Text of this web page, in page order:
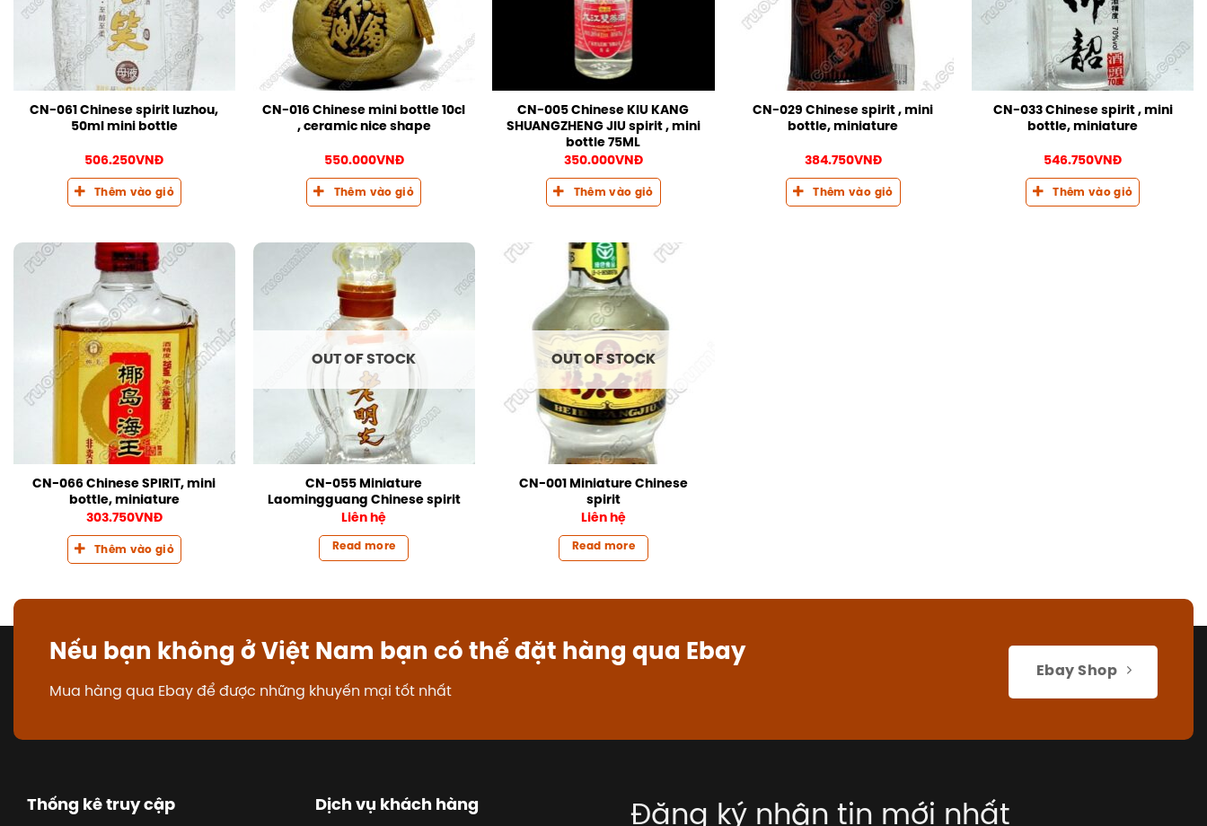
CN-061 Chinese spirit luzhou,
50ml mini bottle
506.250VNĐ
Thêm vào giỏ
CN-016 Chinese mini bottle 10cl
, ceramic nice shape
550.000VNĐ
Thêm vào giỏ
CN-005 Chinese KIU KANG
SHUANGZHENG JIU spirit , mini
bottle 75ML
350.000VNĐ
Thêm vào giỏ
CN-029 Chinese spirit , mini
bottle, miniature
384.750VNĐ
Thêm vào giỏ
CN-033 Chinese spirit , mini
bottle, miniature
546.750VNĐ
Thêm vào giỏ
CN-066 Chinese SPIRIT, mini
bottle, miniature
303.750VNĐ
Thêm vào giỏ
OUT OF STOCK
CN-055 Miniature
Laomingguang Chinese spirit
Liên hệ
Read more
OUT OF STOCK
CN-001 Miniature Chinese
spirit
Liên hệ
Read more
Nếu bạn không ở Việt Nam bạn có thể đặt hàng qua Ebay
Mua hàng qua Ebay để được những khuyến mại tốt nhất
Ebay Shop
Thống kê truy cập Dịch vụ khách hàng Đăng ký nhận tin mới nhất